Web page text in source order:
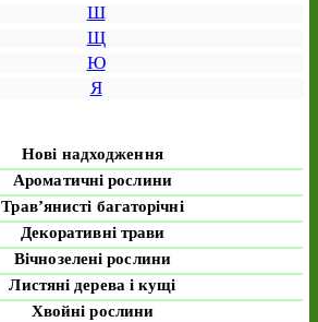
Ш
Щ
Ю
Я
Нові надходження
Ароматичні рослини
Трав’янисті багаторічні
Декоративні трави
Вічнозелені рослини
Листяні дерева і кущі
Хвойні рослини